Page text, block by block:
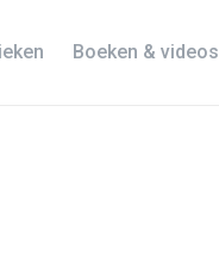
Boeken & videos